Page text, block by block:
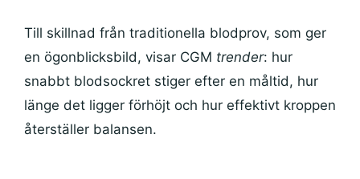
Till skillnad från traditionella blodprov, som ger
en ögonblicksbild, visar CGM trender: hur
snabbt blodsockret stiger efter en måltid, hur
länge det ligger förhöjt och hur effektivt kroppen
återställer balansen.